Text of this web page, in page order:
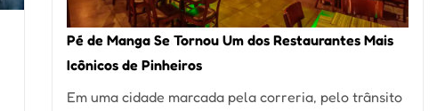
Pé de Manga Se Tornou Um dos Restaurantes Mais
Icônicos de Pinheiros
Em uma cidade marcada pela correria, pelo trânsito